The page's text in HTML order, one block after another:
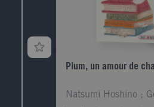
Plum, un amour de
Natsumi Hoshino ;